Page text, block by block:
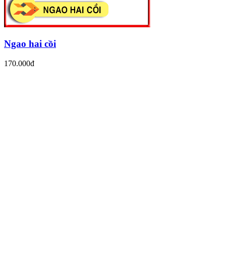
Ngao hai cồi
170.000đ